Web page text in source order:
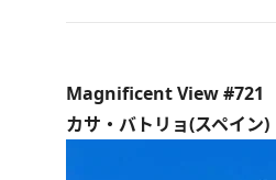
Magnificent View #721
カサ・バトリョ(スペイン)